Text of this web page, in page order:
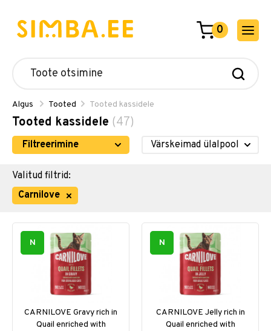
0
Algus Tooted Tooted kassidele
Tooted kassidele (47)
Filtreerimine
Valitud filtrid:
Carnilove
N
CARNILOVE Gravy rich in
Quail enriched with
N
CARNILOVE Jelly rich in
Quail enriched with